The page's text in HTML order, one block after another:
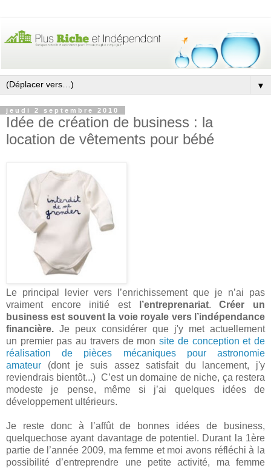
▼
jeudi 2 septembre 2010
Idée de création de business : la
location de vêtements pour bébé
Le principal levier vers l’enrichissement que je n’ai pas
vraiment encore initié est
l’entreprenariat.Créer un
business est souvent la voie royale vers l’indépendance
financière. Je peux considérer que j'y met actuellement
un premier pas au travers de monsite de conception et de
réalisation de pièces mécaniques pour astronomie
amateur (dont je suis assez satisfait du lancement, j'y
reviendrais bientôt...) C’est un domaine de niche, ça restera
modeste je pense, même si j’ai quelques idées de
développement ultérieurs.
Je reste donc à l’affût de bonnes idées de business,
quelquechose ayant davantage de potentiel. Durant la 1ère
partie de l’année 2009, ma femme et moi avons réfléchi à la
possibilité d’entreprendre une petite activité, ma femme